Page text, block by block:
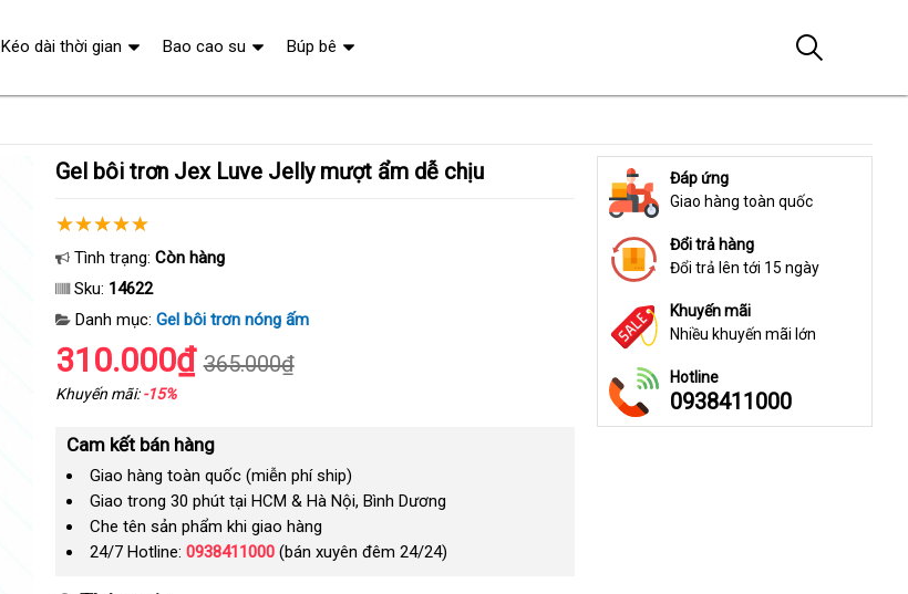
Gel bôi trơn Jex Luve Jelly mượt ẩm dễ chịu
Tình trạng: Còn hàng
Sku: 14622
Danh mục: Gel bôi trơn nóng ấm
310.000₫ 365.000₫
Khuyến mãi:-15%
Cam kết bán hàng
Giao hàng toàn quốc (miễn phí ship)
Giao trong 30 phút tại HCM & Hà Nội, Bình Dương
Che tên sản phẩm khi giao hàng
24/7 Hotline: 0938411000(bán xuyên đêm 24/24)
Đáp ứng
Giao hàng toàn quốc
Đổi trả hàng
Đổi trả lên tới 15 ngày
Khuyến mãi
Nhiều khuyến mãi lớn
Hotline
0938411000
Kéo dài thời gian Bao cao su Búp bê